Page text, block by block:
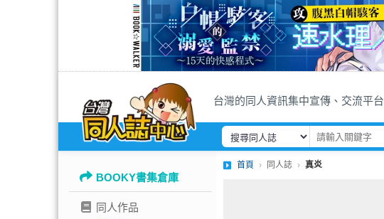
台灣的同人資訊集中宣傳、交流平台
BOOKY書集倉庫
同人作品
首頁 同人誌 真炎